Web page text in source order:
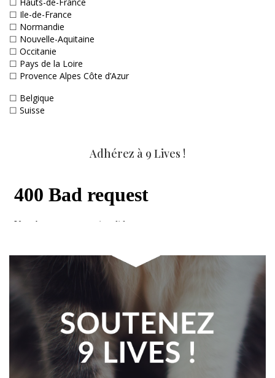
☐ Ile-de-France
☐ Normandie
☐ Nouvelle-Aquitaine
☐ Occitanie
☐ Pays de la Loire
☐ Provence Alpes Côte d’Azur
☐ Belgique
☐ Suisse
Adhérez à 9 Lives !